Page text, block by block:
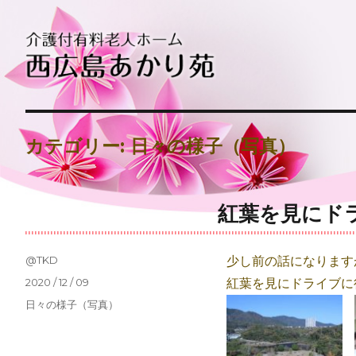
介護付有料老人ホーム西広島あ
介護付有料老人ホーム西広島あかり苑
カテゴリー:日々の様子（写真）
紅葉を見にド
少し前の話になりま
紅葉を見にドライブ
投
@TKD
投
稿
2020 / 12 / 09
カ
日々の様子（写真）